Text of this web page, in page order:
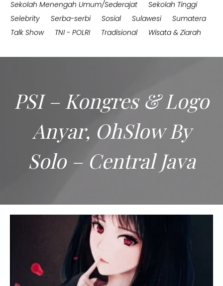
Sekolah Menengah Umum/Sederajat
Sekolah Tinggi
Selebrity
Serba-serbi Sosial Sulawesi
Sumatera
Talk Show
TNI - POLRI Tradisional Wisata & Ziarah
PSI – Kongres & Logo
Anyar, OhSlow By
Solo – Central Java